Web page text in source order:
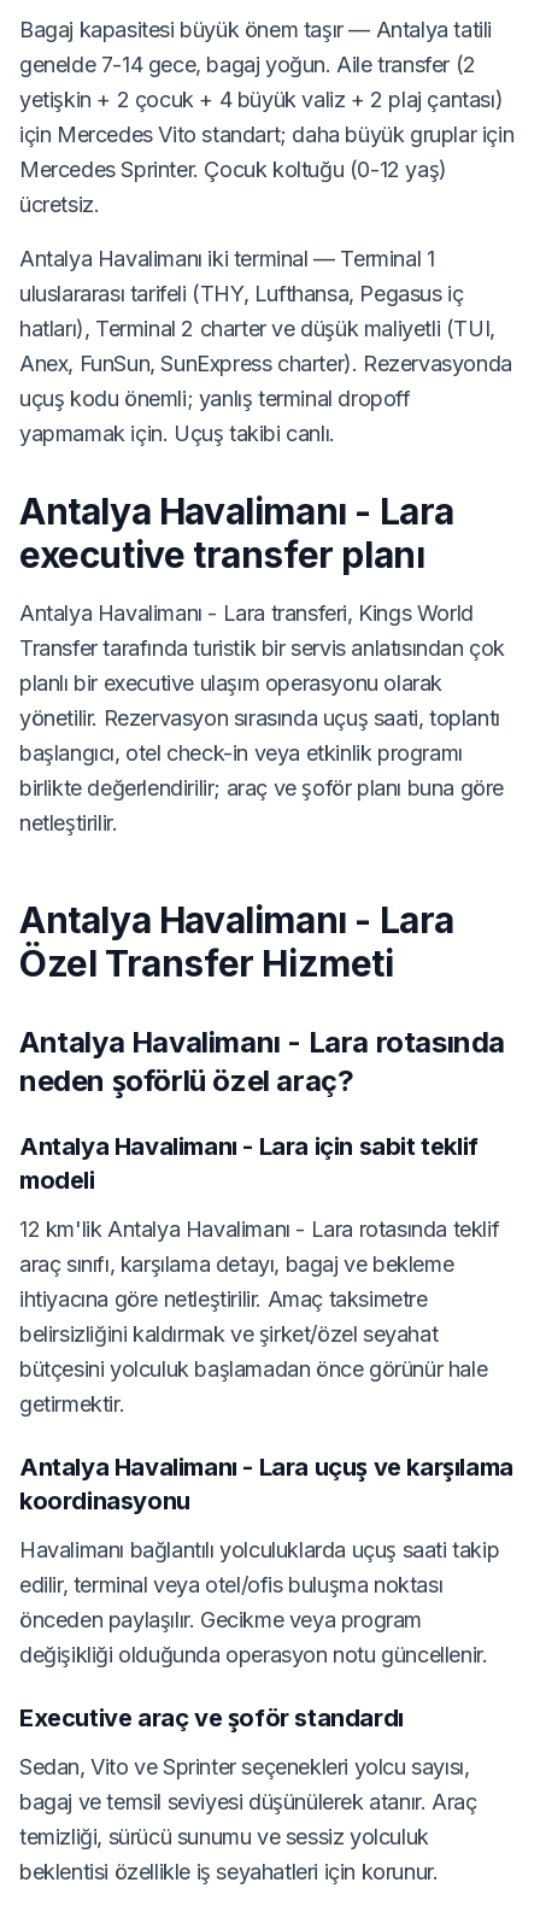
Bagaj kapasitesi büyük önem taşır — Antalya tatili
genelde 7-14 gece, bagaj yoğun. Aile transfer (2
yetişkin + 2 çocuk + 4 büyük valiz + 2 plaj çantası)
için Mercedes Vito standart; daha büyük gruplar için
Mercedes Sprinter. Çocuk koltuğu (0-12 yaş)
ücretsiz.
Antalya Havalimanı iki terminal — Terminal 1
uluslararası tarifeli (THY, Lufthansa, Pegasus iç
hatları), Terminal 2 charter ve düşük maliyetli (TUI,
Anex, FunSun, SunExpress charter). Rezervasyonda
uçuş kodu önemli; yanlış terminal dropoff
yapmamak için. Uçuş takibi canlı.
Antalya Havalimanı - Lara
executive transfer planı
Antalya Havalimanı - Lara transferi, Kings World
Transfer tarafında turistik bir servis anlatısından çok
planlı bir executive ulaşım operasyonu olarak
yönetilir. Rezervasyon sırasında uçuş saati, toplantı
başlangıcı, otel check-in veya etkinlik programı
birlikte değerlendirilir; araç ve şoför planı buna göre
netleştirilir.
Antalya Havalimanı - Lara
Özel Transfer Hizmeti
Antalya Havalimanı - Lara rotasında
neden şoförlü özel araç?
Antalya Havalimanı - Lara için sabit teklif
modeli
12 km'lik Antalya Havalimanı - Lara rotasında teklif
araç sınıfı, karşılama detayı, bagaj ve bekleme
ihtiyacına göre netleştirilir. Amaç taksimetre
belirsizliğini kaldırmak ve şirket/özel seyahat
bütçesini yolculuk başlamadan önce görünür hale
getirmektir.
Antalya Havalimanı - Lara uçuş ve karşılama
koordinasyonu
Havalimanı bağlantılı yolculuklarda uçuş saati takip
edilir, terminal veya otel/ofis buluşma noktası
önceden paylaşılır. Gecikme veya program
değişikliği olduğunda operasyon notu güncellenir.
Executive araç ve şoför standardı
Sedan, Vito ve Sprinter seçenekleri yolcu sayısı,
bagaj ve temsil seviyesi düşünülerek atanır. Araç
temizliği, sürücü sunumu ve sessiz yolculuk
beklentisi özellikle iş seyahatleri için korunur.